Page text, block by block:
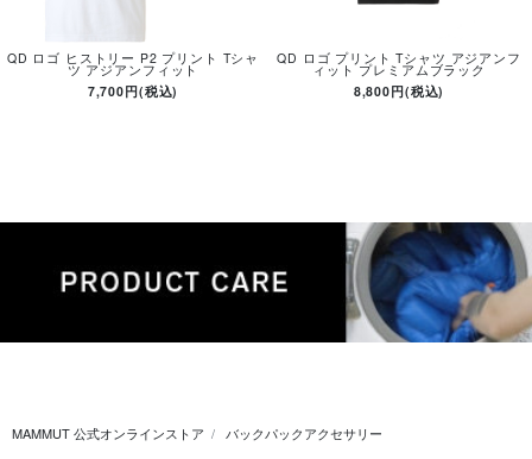
QD ロゴ ヒストリー P2 プリント Tシャ
ツ アジアンフィット
7,700円(税込)
QD ロゴ プリント Tシャツ アジアンフ
ィット プレミアムブラック
8,800円(税込)
MAMMUT 公式オンラインストア バックパックアクセサリー